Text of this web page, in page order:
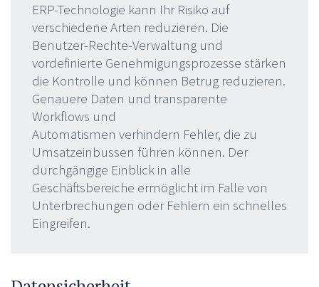
ERP-Technologie kann Ihr Risiko auf
verschiedene Arten reduzieren. Die
Benutzer-Rechte-Verwaltung und
vordefinierte Genehmigungsprozesse stärken
die Kontrolle und können Betrug reduzieren.
Genauere Daten und transparente
Workflows und
Automatismen verhindern Fehler, die zu
Umsatzeinbussen führen können. Der
durchgängige Einblick in alle
Geschäftsbereiche ermöglicht im Falle von
Unterbrechungen oder Fehlern ein schnelles
Eingreifen.